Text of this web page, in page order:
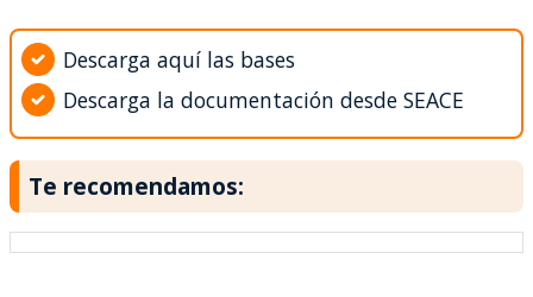
Descarga aquí las bases
Descarga la documentación desde SEACE
Te recomendamos: